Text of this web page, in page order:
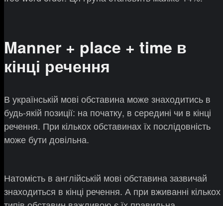
Manner + place + time в
кінці речення
В українській мові обставина може знаходитись в
будь-якій позиції: на початку, в середині чи в кінці
речення. При кількох обставинах їх послідовність
може бути довільна.
Натомість в англійській мові обставина зазвичай
знаходиться в кінці речення. А при вживанні кількох